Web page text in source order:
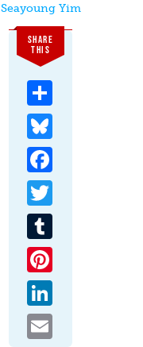
Seayoung Yim
SHARE
THIS